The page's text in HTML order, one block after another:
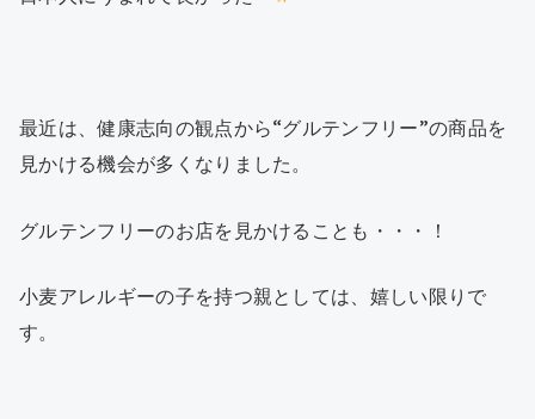
最近は、健康志向の観点から“グルテンフリー”の商品を
見かける機会が多くなりました。
グルテンフリーのお店を見かけることも・・・！
小麦アレルギーの子を持つ親としては、嬉しい限りで
す。